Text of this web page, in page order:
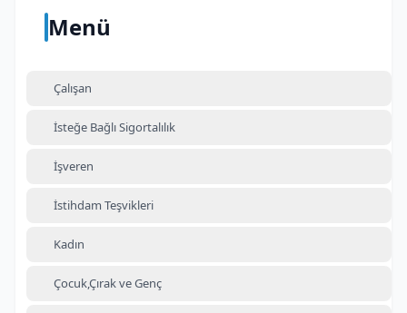
Menü
Çalışan
İsteğe Bağlı Sigortalılık
İşveren
İstihdam Teşvikleri
Kadın
Çocuk,Çırak ve Genç